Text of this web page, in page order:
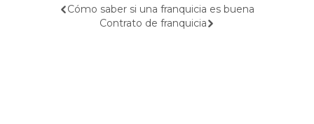
Navegación
Cómo saber si una franquicia es buena
Contrato de franquicia